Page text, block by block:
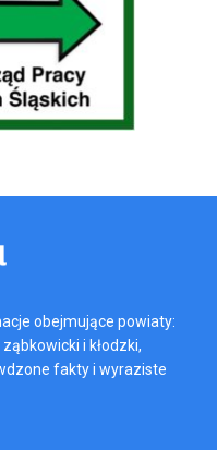
obejmujące powiaty:
i kłodzki,
fakty i wyraziste